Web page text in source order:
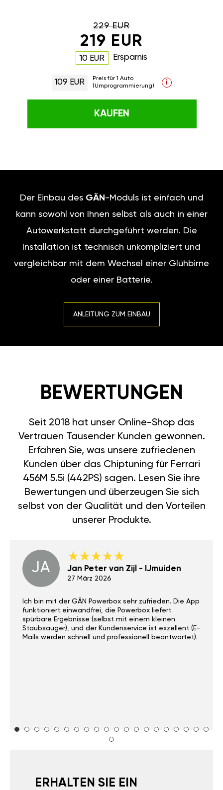
229 EUR
219 EUR
10 EUR Ersparnis
109 EUR
Preis für 1 Auto
(Umprogrammierung)
i
KAUFEN
Der Einbau des GÄN -Moduls ist einfach und
kann sowohl von Ihnen selbst als auch in einer
Autowerkstatt durchgeführt werden. Die
Installation ist technisch unkompliziert und
vergleichbar mit dem Wechsel einer Glühbirne
oder einer Batterie.
ANLEITUNG ZUM EINBAU
BEWERTUNGEN
Seit 2018 hat unser Online-Shop das
Vertrauen Tausender Kunden gewonnen.
Erfahren Sie, was unsere zufriedenen
Kunden über das Chiptuning für Ferrari
456M 5.5i (442PS) sagen. Lesen Sie ihre
Bewertungen und überzeugen Sie sich
selbst von der Qualität und den Vorteilen
unserer Produkte.
JA Jan Peter van Zijl - IJmuiden
27 März 2026
Ich bin mit der GÄN Powerbox sehr zufrieden. Die App
funktioniert einwandfrei, die Powerbox liefert
spürbare Ergebnisse (selbst mit einem kleinen
Staubsauger), und der Kundenservice ist exzellent (E-
Mails werden schnell und professionell beantwortet).
ERHALTEN SIE EIN